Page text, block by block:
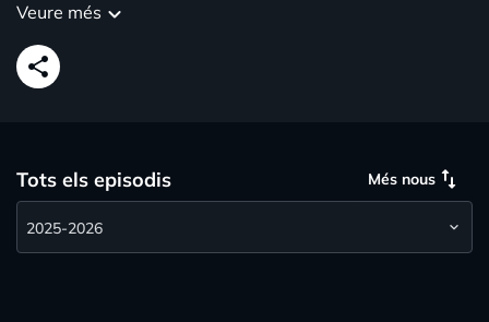
Esteve, viurem la festa de l'snow skate al Sunset Park del
Veure més keyboard_arrow_down
share
Tots els episodis Més nous swap_vert